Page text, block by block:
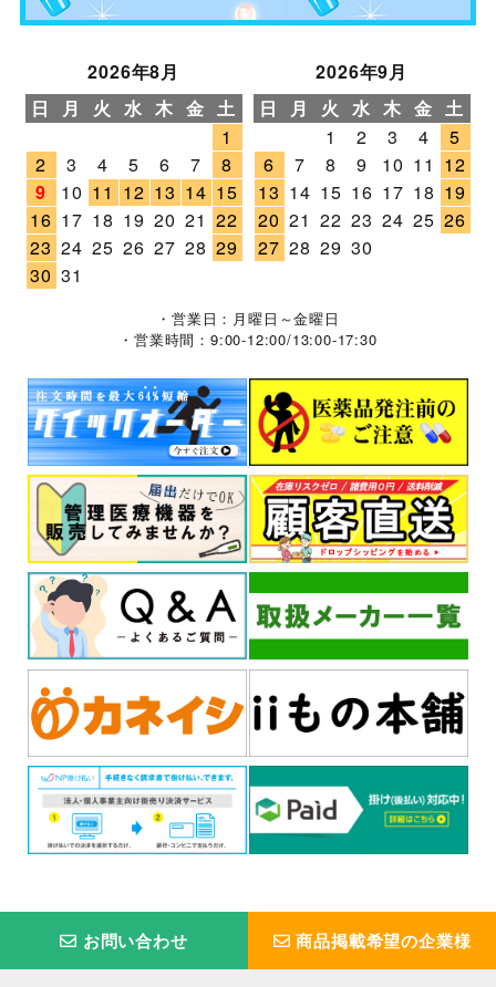
2026年8月
日
月 火 水 木 金 土
1
2
3 4 5 6 7
8
9
10 11 12 13 14 15
16 17 18 19 20 21 22
23 24 25 26 27 28 29
30 31
2026年9月
日
月 火 水 木 金 土
1
2 3 4
5
6
7 8 9 10 11 12
13 14 15 16 17 18 19
20 21 22 23 24 25 26
27 28 29 30
・営業日：月曜日～金曜日
・営業時間：9:00-12:00/13:00-17:30
お問い合わせ 商品掲載希望の企業様